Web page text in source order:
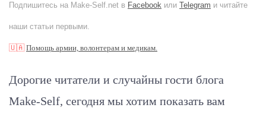
Подпишитесь на Make-Self.net в Facebook или Telegram и читайте
наши статьи первыми.
🇺🇦Помощь армии, волонтерам и медикам.
Дорогие читатели и случайны гости блога
Make-Self, сегодня мы хотим показать вам